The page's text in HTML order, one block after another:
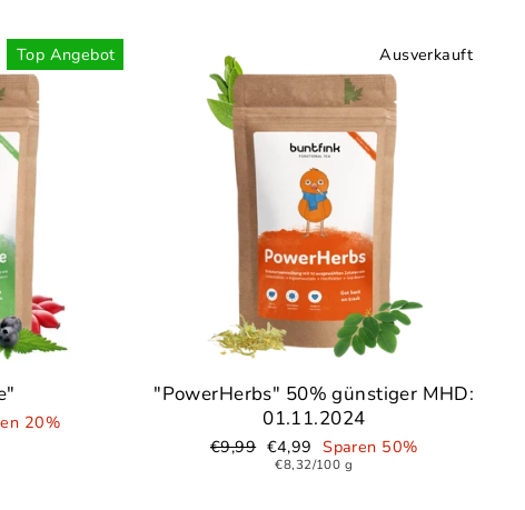
Top Angebot
20%
Ausverkauft
"PowerHerbs" 50% günstiger MHD:
01.11.2024
Normaler
€9,99 Sonderpreis
€4,99 Sparen 50%
€8,32/100 g